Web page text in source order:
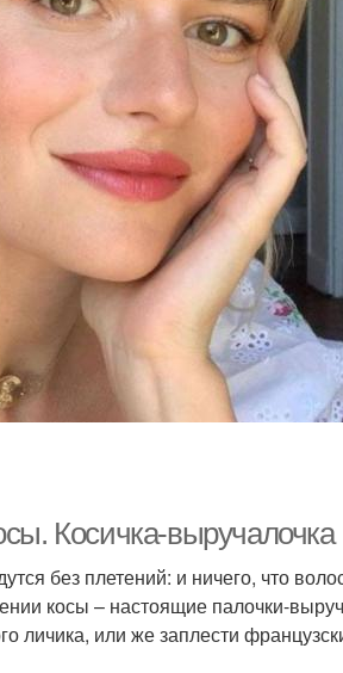
Косичка-выручалочка
без плетений: и ничего, что
косы – настоящие палочки-
личика, или же заплести